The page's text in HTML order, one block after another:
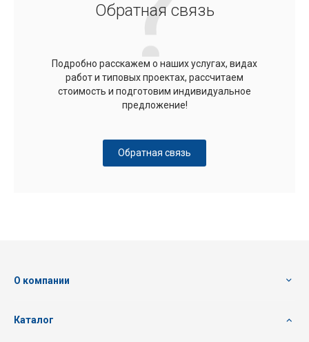
Обратная связь
Подробно расскажем о наших услугах, видах
работ и типовых проектах, рассчитаем
стоимость и подготовим индивидуальное
предложение!
Обратная связь
О компании
Каталог